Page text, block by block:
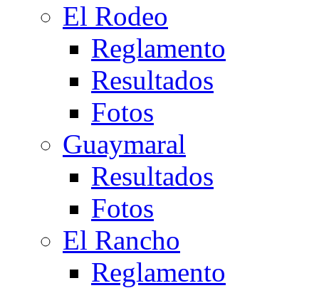
El Rodeo
Reglamento
Resultados
Fotos
Guaymaral
Resultados
Fotos
El Rancho
Reglamento